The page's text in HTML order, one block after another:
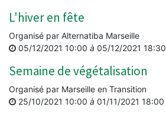
L'hiver en fête
Organisé par Alternatiba Marseille
05/12/2021 10:00 à 05/12/2021 18:30
Semaine de végétalisation
Organisé par Marseille en Transition
25/10/2021 10:00 à 01/11/2021 18:00